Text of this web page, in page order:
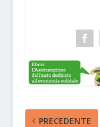
PRECEDENTE